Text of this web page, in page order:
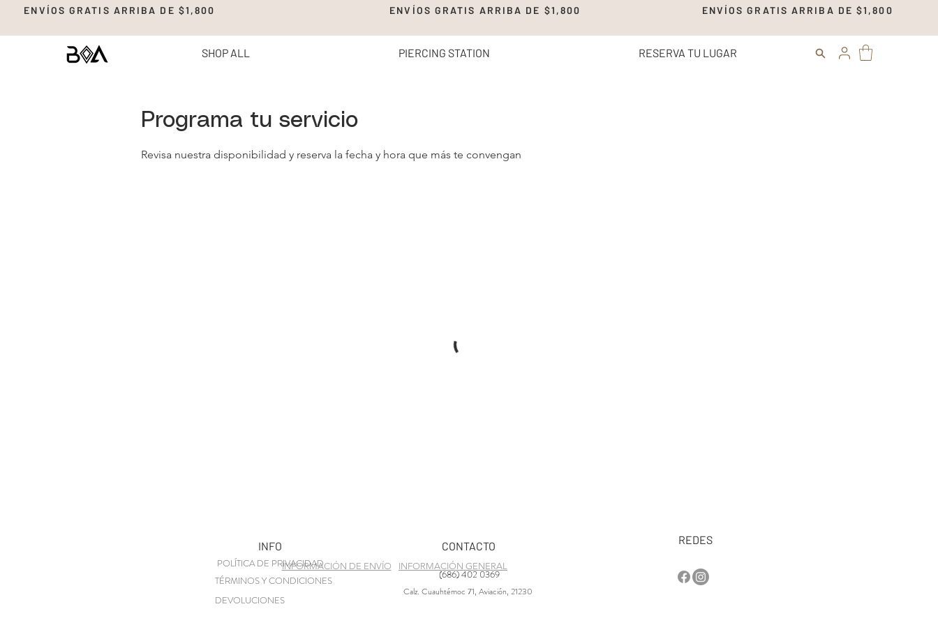
ENVÍOS GRATIS ARRIBA DE $1,800 ENVÍOS GRATIS ARRIBA DE $1,800 ENVÍOS GRATIS ARRIBA DE
SHOP ALL PIERCING STATION RESERVA TU LUGAR
Programa tu servicio
Revisa nuestra disponibilidad y reserva la fecha y hora que más te convengan
INFORMACIÓN DE ENVÍO INFORMACIÓN GENERAL
INFO
POLÍTICA DE PRIVACIDAD
TÉRMINOS Y CONDICIONES
DEVOLUCIONES
CONTACTO
(686) 402 0369
Calz. Cuauhtémoc 71, Aviación, 21230
REDES